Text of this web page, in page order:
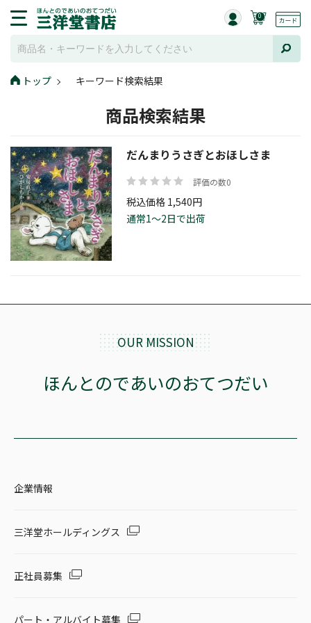
0
トップ キーワード検索結果
商品検索結果
だんまりうさぎとおほしさま
評価の数0
税込価格 1,540円
通常1～2日で出荷
OUR MISSION
ほんとのであいのおてつだい
企業情報
三洋堂ホールディングス
正社員募集
パート・アルバイト募集